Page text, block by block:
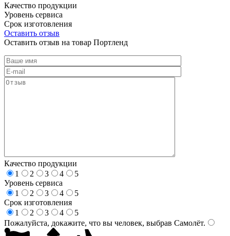
Качество продукции
Уровень сервиса
Срок изготовления
Оставить отзыв
Оставить отзыв на товар Портленд
Качество продукции
1
2 3 4
5
Уровень сервиса
1
2 3 4
5
Срок изготовления
1
2 3 4
5
Пожалуйста, докажите, что вы человек, выбрав Самолёт.